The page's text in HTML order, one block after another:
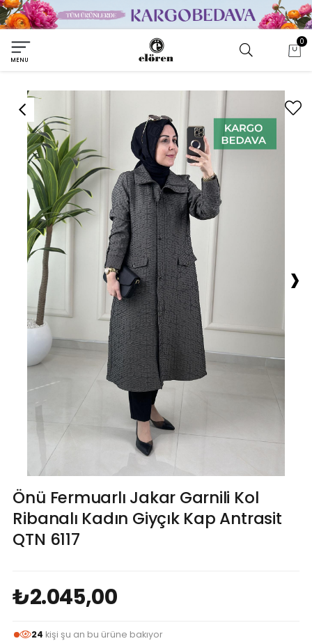
MENU
0
›
Önü Fermuarlı Jakar Garnili Kol
Ribanalı Kadın Giyçık Kap Antrasit
QTN 6117
₺2.045,00
24 kişi şu an bu ürüne bakıyor